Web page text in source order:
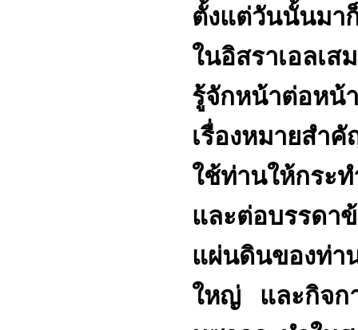
ตั้งแต่วันนั้นมา
ในอิสราเอลเ
รู้จักหน้าต่อหน้
เรื่องหมายสำ
ใช้ท่านให้กระ
และต่อบรรดา
แผ่นดินของท่า
ใหญ่ และกิจก